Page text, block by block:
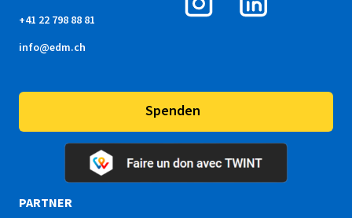
+41 22 798 88 81
info@edm.ch
Spenden
PARTNER